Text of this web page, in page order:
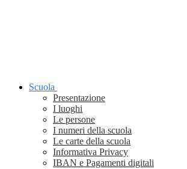
Scuola
Presentazione
I luoghi
Le persone
I numeri della scuola
Le carte della scuola
Informativa Privacy
IBAN e Pagamenti digitali